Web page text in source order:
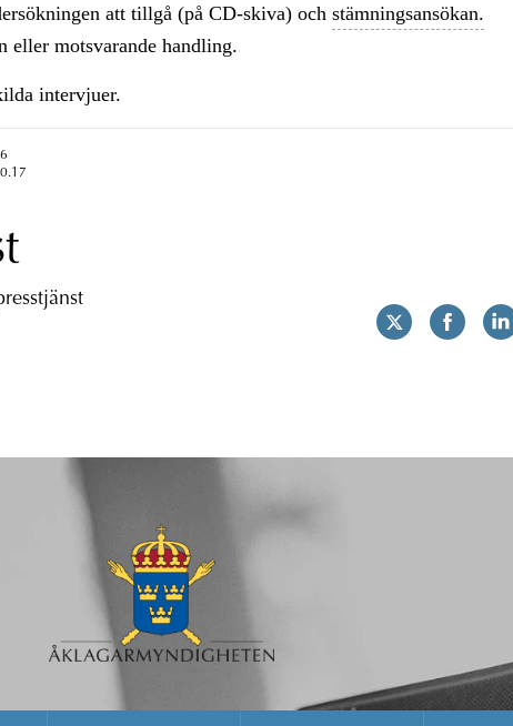
att tillgå (på CD-skiva) och stämningsansökan.
eller motsvarande handling.
intervjuer.